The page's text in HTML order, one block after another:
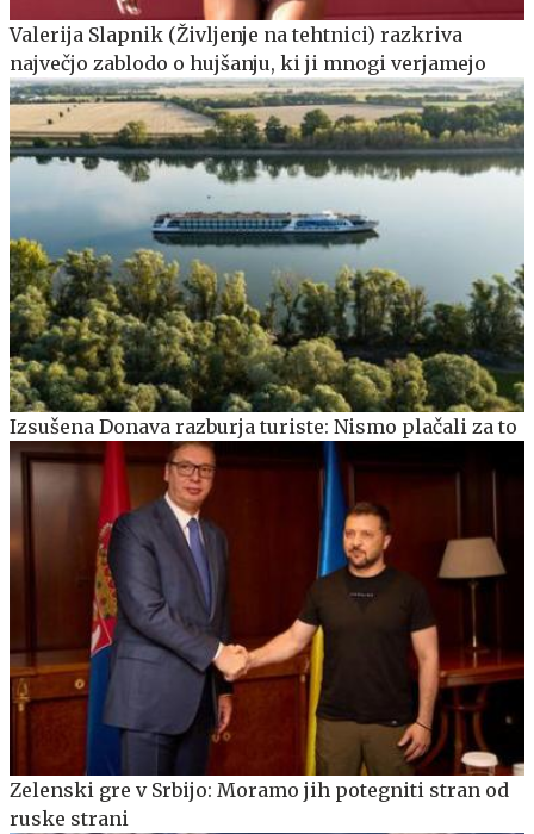
Valerija Slapnik (Življenje na tehtnici) razkriva
največjo zablodo o hujšanju, ki ji mnogi verjamejo
Izsušena Donava razburja turiste: Nismo plačali za to
Zelenski gre v Srbijo: Moramo jih potegniti stran od
ruske strani